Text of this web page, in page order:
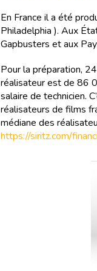
En France il a été
Philadelphia ). Aux
Gapbusters et aux
Pour la préparation,
réalisateur est de 86
salaire de technicien.
réalisateurs de films
médiane des
https://siritz.com/